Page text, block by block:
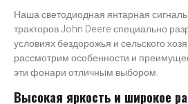
Наша светодиодная янтарная
тракторов John Deereспециально
условиях бездорожья и сельского
рассмотрим особенности и
эти фонари отличным выбором.
Высокая яркость и широкое